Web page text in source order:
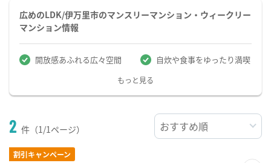
広めのLDK/伊万里市のマンスリーマンション・ウィークリー
マンション情報
開放感あふれる広々空間 自炊や食事をゆったり満喫
もっと見る
2 件（1/1ページ）
割引キャンペーン